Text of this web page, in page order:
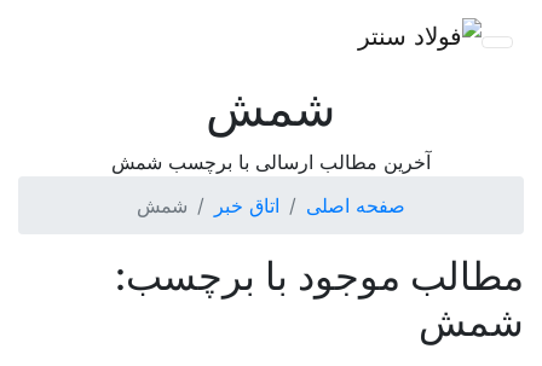
شمش
آخرین مطالب ارسالی با برچسب شمش
صفحه اصلی
اتاق خبر شمش
مطالب موجود با برچسب:
شمش